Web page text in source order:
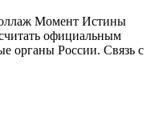
Момент Истины
официальным
органы России. Связь с